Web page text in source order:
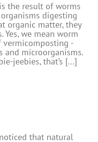
the result of worms
digesting
organic matter, they
we mean worm
-
and microorganisms.
jeebies, that’s [...]
that natural